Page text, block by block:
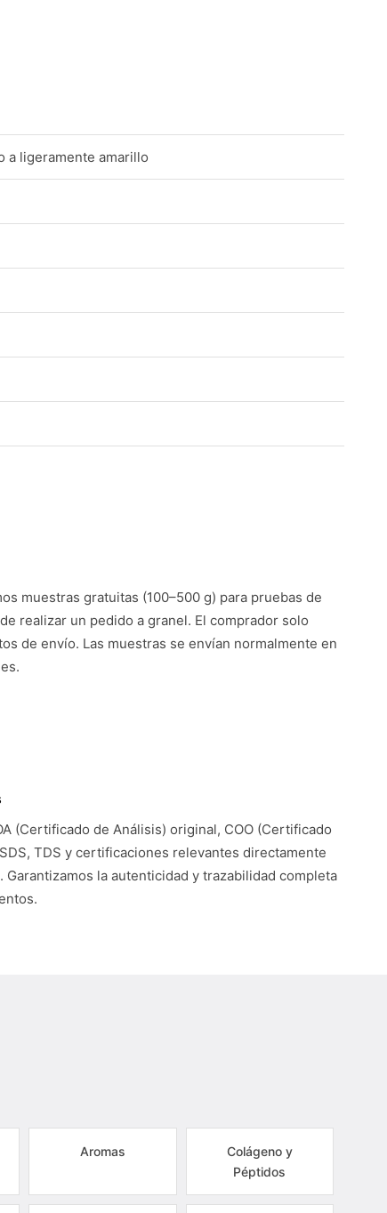
a ligeramente amarillo
muestras gratuitas (100–500 g) para pruebas de
realizar un pedido a granel. El comprador solo
de envío. Las muestras se envían normalmente en
(Certificado de Análisis) original, COO (Certificado
TDS y certificaciones relevantes directamente
Garantizamos la autenticidad y trazabilidad completa
Aromas
Colágeno y
Péptidos